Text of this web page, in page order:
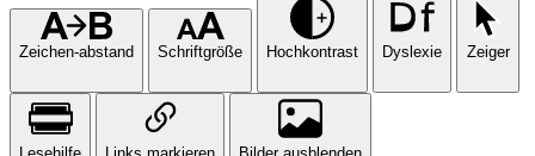
Zeichen-abstand Schriftgröße Hochkontrast Dyslexie Zeiger